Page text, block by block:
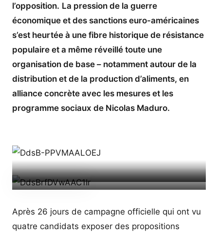
l’opposition. La pression de la guerre
économique et des sanctions euro-américaines
s’est heurtée à une fibre historique de résistance
populaire et a même réveillé toute une
organisation de base – notamment autour de la
distribution et de la production d’aliments, en
alliance concrète avec les mesures et les
programme sociaux de Nicolas Maduro.
Miraflores peu après l’annonce de sa victoire par le Centre
National Électoral.
Après 26 jours de campagne officielle qui ont vu
quatre candidats exposer des propositions